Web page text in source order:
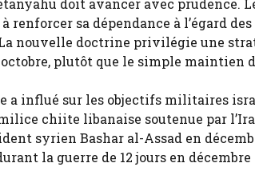
doit avancer avec prudence.
renforcer sa dépendance à l’égard
nouvelle doctrine privilégie une
octobre, plutôt que le simple maintien
a influé sur les objectifs militaires
chiite libanaise soutenue par
syrien Bashar al-Assad en
la guerre de 12 jours en